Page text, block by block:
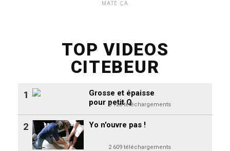
MATE ÇA
TOP VIDEOS
CITEBEUR
Grosse et épaisse
pour petit Q
3 120 téléchargements
1
Yo n'ouvre pas !
2 609 téléchargements
2